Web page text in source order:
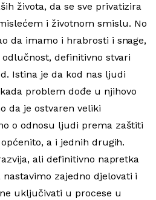
života, da se sve privatizira
i životnom smislu. No
da imamo i hrabrosti i snage,
definitivno stvari
Istina je da kod nas ljudi
problem dođe u njihovo
da je ostvaren veliki
o odnosu ljudi prema zaštiti
a i jednih drugih.
ali definitivno napretka
zajedno djelovati i
uključivati u procese u